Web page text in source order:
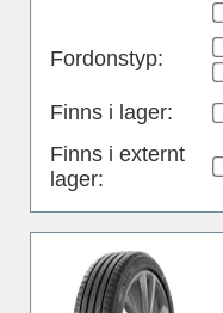
Fordonstyp:
Finns i lager:
Finns i externt
lager: